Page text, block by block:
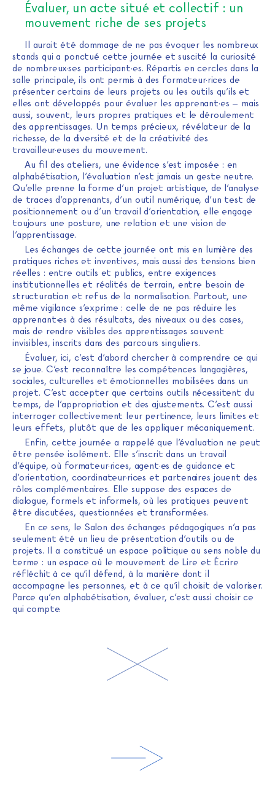
Évaluer, un acte situé et collectif : un
mouvement riche de ses projets
Il aurait été dommage de ne pas évoquer les nombreux
stands qui a ponctué cette journée et suscité la curiosité
de nombreux·ses participant·es. Répartis en cercles dans la
salle principale, ils ont permis à des formateur·rices de
présenter certains de leurs projets ou les outils qu’ils et
elles ont développés pour évaluer les apprenant·es – mais
aussi, souvent, leurs propres pratiques et le déroulement
des apprentissages. Un temps précieux, révélateur de la
richesse, de la diversité et de la créativité des
travailleur·euses du mouvement.
Au fil des ateliers, une évidence s’est imposée : en
alphabétisation, l’évaluation n’est jamais un geste neutre.
Qu’elle prenne la forme d’un projet artistique, de l’analyse
de traces d’apprenants, d’un outil numérique, d’un test de
positionnement ou d’un travail d’orientation, elle engage
toujours une posture, une relation et une vision de
l’apprentissage.
Les échanges de cette journée ont mis en lumière des
pratiques riches et inventives, mais aussi des tensions bien
réelles : entre outils et publics, entre exigences
institutionnelles et réalités de terrain, entre besoin de
structuration et refus de la normalisation. Partout, une
même vigilance s’exprime : celle de ne pas réduire les
apprenant·es à des résultats, des niveaux ou des cases,
mais de rendre visibles des apprentissages souvent
invisibles, inscrits dans des parcours singuliers.
Évaluer, ici, c’est d’abord chercher à comprendre ce qui
se joue. C’est reconnaître les compétences langagières,
sociales, culturelles et émotionnelles mobilisées dans un
projet. C’est accepter que certains outils nécessitent du
temps, de l’appropriation et des ajustements. C’est aussi
interroger collectivement leur pertinence, leurs limites et
leurs effets, plutôt que de les appliquer mécaniquement.
Enfin, cette journée a rappelé que l’évaluation ne peut
être pensée isolément. Elle s’inscrit dans un travail
d’équipe, où formateur·rices, agent·es de guidance et
d’orientation, coordinateur·rices et partenaires jouent des
rôles complémentaires. Elle suppose des espaces de
dialogue, formels et informels, où les pratiques peuvent
être discutées, questionnées et transformées.
En ce sens, le Salon des échanges pédagogiques n’a pas
seulement été un lieu de présentation d’outils ou de
projets. Il a constitué un espace politique au sens noble du
terme : un espace où le mouvement de Lire et Écrire
réfléchit à ce qu’il défend, à la manière dont il
accompagne les personnes, et à ce qu’il choisit de valoriser.
Parce qu’en alphabétisation, évaluer, c’est aussi choisir ce
qui compte.